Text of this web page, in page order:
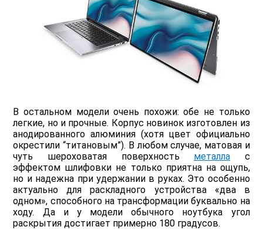
В остальном модели очень похожи: обе не только
легкие, но и прочные. Корпус новинок изготовлен из
анодированного алюминия (хотя цвет официально
окрестили “титановым”). В любом случае, матовая и
чуть шероховатая поверхность металла с
эффектом шлифовки не только приятна на ощупь,
но и надежна при удержании в руках. Это особенно
актуально для раскладного устройства «два в
одном», способного на трансформации буквально на
ходу. Да и у модели обычного ноутбука угол
раскрытия достигает примерно 180 градусов.